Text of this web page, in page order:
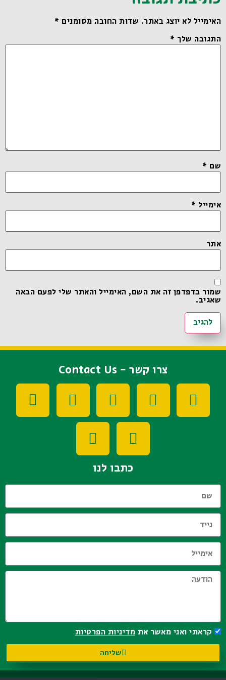
האימייל לא יוצג באתר. שדות החובה מסומנים *
התגובה שלך *
שם *
אימייל *
אתר
שמור בדפדפן זה את השם, האימייל והאתר שלי לפעם הבאה
שאגיב.
צרו קשר - Contact Us
כתבו לנו
קראתי ואני מאשר את מדיניות הפרטיות
שליחה